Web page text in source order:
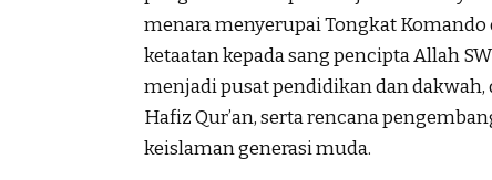
menara menyerupai Tongkat
ketaatan kepada sang pencipta Allah
menjadi pusat pendidikan dan dakwah,
Hafiz Qur’an, serta rencana
keislaman generasi muda.